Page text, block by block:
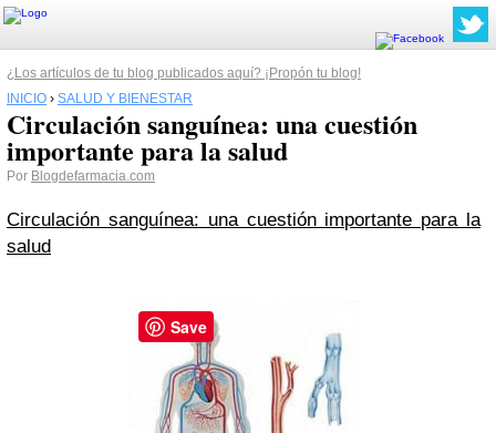
¿Los artículos de tu blog publicados aquí? ¡Propón tu blog!
INICIO › SALUD Y BIENESTAR
Circulación sanguínea: una cuestión
importante para la salud
Por Blogdefarmacia.com
Circulación sanguínea: una cuestión importante para la
salud
Save